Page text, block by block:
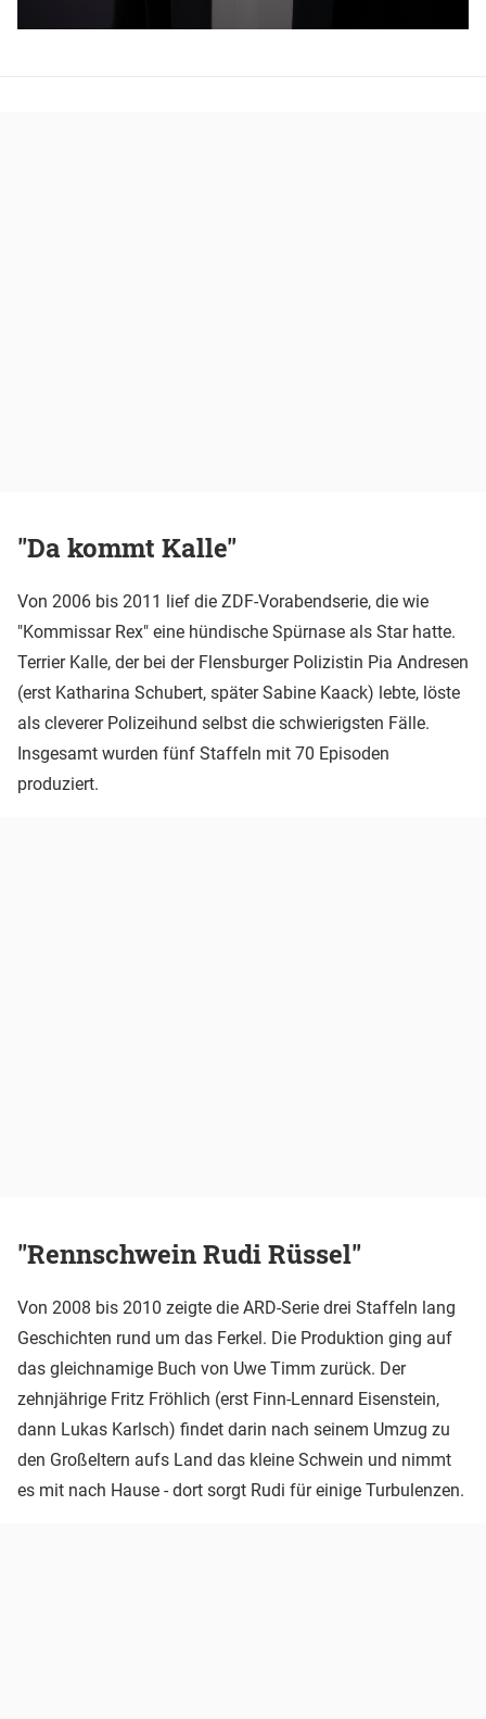
"Da kommt Kalle"
Von 2006 bis 2011 lief die ZDF-Vorabendserie, die wie
"Kommissar Rex" eine hündische Spürnase als Star hatte.
Terrier Kalle, der bei der Flensburger Polizistin Pia Andresen
(erst Katharina Schubert, später Sabine Kaack) lebte, löste
als cleverer Polizeihund selbst die schwierigsten Fälle.
Insgesamt wurden fünf Staffeln mit 70 Episoden
produziert.
"Rennschwein Rudi Rüssel"
Von 2008 bis 2010 zeigte die ARD-Serie drei Staffeln lang
Geschichten rund um das Ferkel. Die Produktion ging auf
das gleichnamige Buch von Uwe Timm zurück. Der
zehnjährige Fritz Fröhlich (erst Finn-Lennard Eisenstein,
dann Lukas Karlsch) findet darin nach seinem Umzug zu
den Großeltern aufs Land das kleine Schwein und nimmt
es mit nach Hause - dort sorgt Rudi für einige Turbulenzen.